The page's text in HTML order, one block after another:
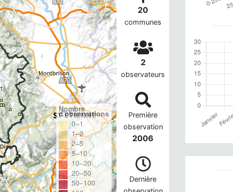
Nombre
d'observations
0–1
1–2
2–5
5–10
10–20
20–50
50–100
20
communes
2
observateurs
Première
observation
2006
Dernière